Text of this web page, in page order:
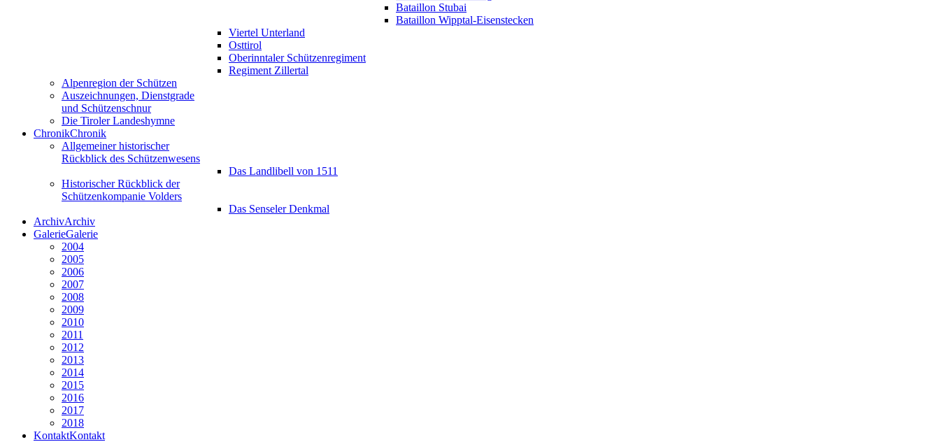
Bataillon Stubai
Bataillon Wipptal-Eisenstecken
Viertel Unterland
Osttirol
Oberinntaler Schützenregiment
Regiment Zillertal
Alpenregion der Schützen
Auszeichnungen, Dienstgrade
und Schützenschnur
Die Tiroler Landeshymne
ChronikChronik
Allgemeiner historischer
Rückblick des Schützenwesens
Das Landlibell von 1511
Historischer Rückblick der
Schützenkompanie Volders
Das Senseler Denkmal
ArchivArchiv
GalerieGalerie
2004
2005
2006
2007
2008
2009
2010
2011
2012
2013
2014
2015
2016
2017
2018
KontaktKontakt